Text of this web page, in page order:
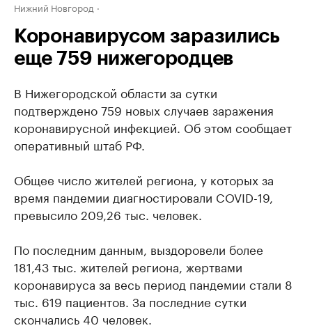
Нижний Новгород
Коронавирусом заразились
еще 759 нижегородцев
В Нижегородской области за сутки
подтверждено 759 новых случаев заражения
коронавирусной инфекцией. Об этом сообщает
оперативный штаб РФ.
Общее число жителей региона, у которых за
время пандемии диагностировали COVID-19,
превысило 209,26 тыс. человек.
По последним данным, выздоровели более
181,43 тыс. жителей региона, жертвами
коронавируса за весь период пандемии стали 8
тыс. 619 пациентов. За последние сутки
скончались 40 человек.